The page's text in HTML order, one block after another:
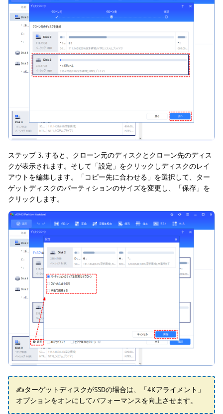
ステップ 3. すると、クローン元のディスクとクローン先のディス
クが表示されます。そして「設定」をクリックしディスクのレイ
アウトを編集します。「コピー先に合わせる」を選択して、ター
ゲットディスクのパーティションのサイズを変更し、「保存」を
クリックします。
✍ターゲットディスクがSSDの場合は、「4Kアライメント」
オプションをオンにしてパフォーマンスを向上させます。